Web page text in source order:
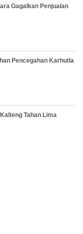
Gagalkan Penjualan
Pencegahan Karhutla
Tahan Lima